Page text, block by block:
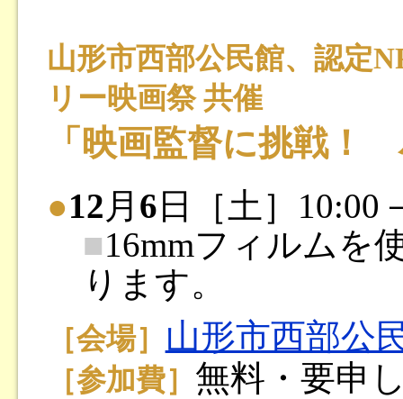
山形市西部公民館、認定
リー映画祭 共催
「映画監督に挑戦
●12 月 6 日［土］10:00
■16mmフィルムを
ります。
［会場］ 山形市西部公
［参加費］ 無料・要申